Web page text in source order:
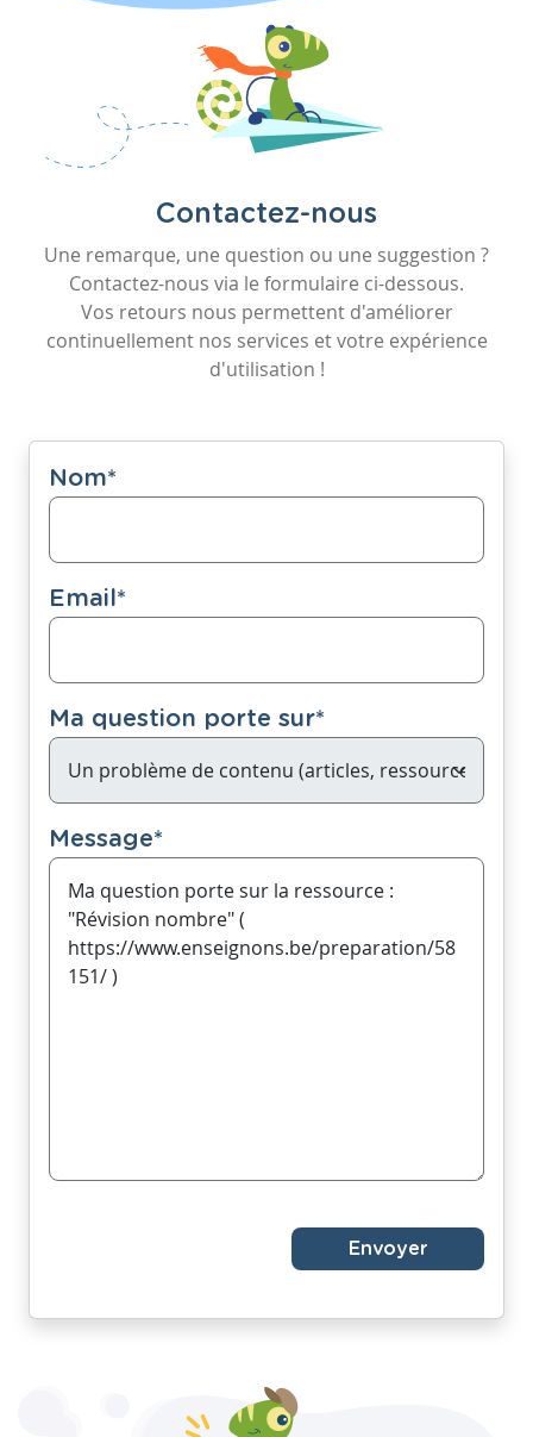
Contactez-nous
Une remarque, une question ou une suggestion ?
Contactez-nous via le formulaire ci-dessous.
Vos retours nous permettent d'améliorer
continuellement nos services et votre expérience
d'utilisation !
Nom*
Email*
Ma question porte sur*
Message*
Envoyer